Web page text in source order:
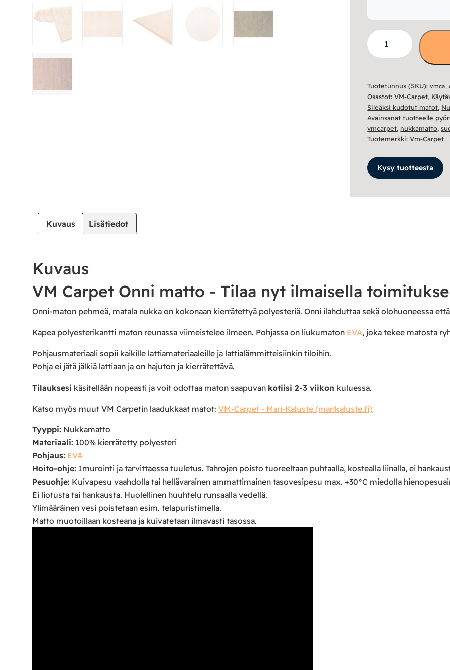
Yhteystiedot| Ostoskori
VM-
Carpet
määrä
Tuotetunnus (SKU):
Osastot:VM-Carpet,
Sileäksi kudotut matot,
Avainsanat tuotteelle
vmcarpet, nukkamatto,
Tuotemerkki:Vm-Carpet
Kysy tuotteesta
Kuvaus Lisätiedot
Kuvaus
VM Carpet Onni matto - Tilaa nyt ilmaisella
Onni-maton pehmeä, matala nukka on kokonaan kierrätettyä polyesteriä. Onni ilahduttaa sekä olohuoneessa
Kapea polyesterikantti maton reunassa viimeistelee ilmeen. Pohjassa on liukumaton EVA, joka tekee matosta
Pohjausmateriaali sopii kaikille lattiamateriaaleille ja lattialämmitteisiinkin tiloihin.
Pohja ei jätä jälkiä lattiaan ja on hajuton ja kierrätettävä.
Tilauksesi käsitellään nopeasti ja voit odottaa maton saapuvan kotiisi 2-3 viikon kuluessa.
Katso myös muut VM Carpetin laadukkaat matot: VM-Carpet - Mari-Kaluste (marikaluste.fi)
Tyyppi: Nukkamatto
Materiaali: 100% kierrätetty polyesteri
Pohjaus: EVA
Hoito-ohje: Imurointi ja tarvittaessa tuuletus. Tahrojen poisto tuoreeltaan puhtaalla, kostealla liinalla, ei
Pesuohje: Kuivapesu vaahdolla tai hellävarainen ammattimainen tasovesipesu max. +30°C miedolla
Ei liotusta tai hankausta. Huolellinen huuhtelu runsaalla vedellä.
Ylimääräinen vesi poistetaan esim. telapuristimella.
Matto muotoillaan kosteana ja kuivatetaan ilmavasti tasossa.